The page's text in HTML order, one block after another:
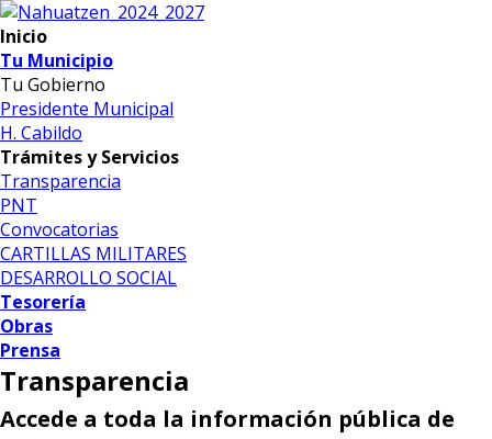
Inicio
Tu Municipio
Tu Gobierno
Presidente Municipal
H. Cabildo
Trámites y Servicios
Transparencia
PNT
Convocatorias
CARTILLAS MILITARES
DESARROLLO SOCIAL
Tesorería
Obras
Prensa
Transparencia
Accede a toda la información pública de